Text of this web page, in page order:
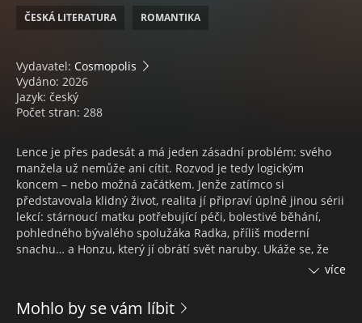
ČESKÁ LITERATURA ROMANTIKA
Vydavatel: Cosmopolis
Vydáno: 2026
Jazyk: český
Počet stran: 288
Lence je přes padesát a má jeden zásadní problém: svého
manžela už nemůže ani cítit. Rozvod je tedy logickým
koncem – nebo možná začátkem. Jenže zatímco si
představovala klidný život, realita jí připraví úplně jinou sérii
lekcí: stárnoucí matku potřebující péči, bolestivé běhání,
pohledného bývalého spolužáka Radka, příliš moderní
snachu… a Honzu, který jí obrátí svět naruby. Ukáže se, že
nový život nezačíná tehdy, když člověk podepíše rozvodové
startovní čárou. A někdy stojí za to rozběhnout se, i když
více
Mohlo by se vám líbit